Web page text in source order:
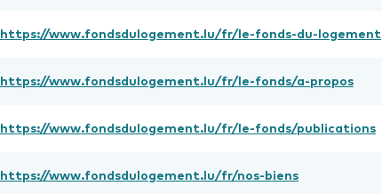
https://www.fondsdulogement.lu/fr/le-fonds-du-logement
https://www.fondsdulogement.lu/fr/le-fonds/a-propos
https://www.fondsdulogement.lu/fr/le-fonds/publications
https://www.fondsdulogement.lu/fr/nos-biens